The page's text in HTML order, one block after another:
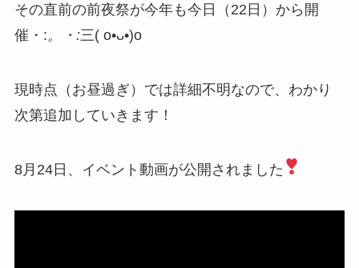
その直前の前夜祭が今年も今日（22日）から開
催・:。・:三( o•ᴗ•)o
現時点（お昼過ぎ）では詳細不明なので、わかり
次第追加していきます！
8月24日、イベント動画が公開されました